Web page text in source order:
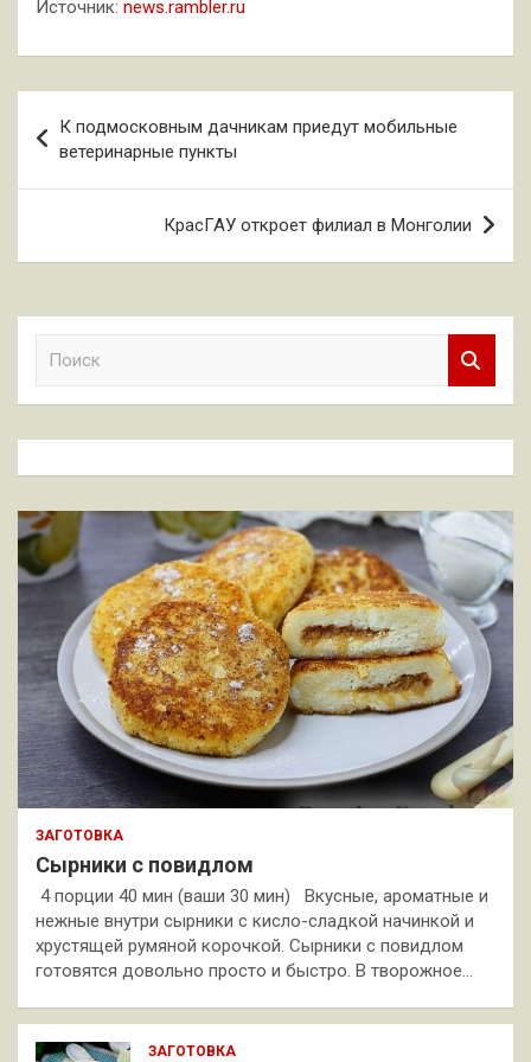
Источник: news.rambler.ru
по
записям
К подмосковным дачникам приедут мобильные
ветеринарные пункты
КрасГАУ откроет филиал в Монголии
к
ЗАГОТОВКА
Сырники с повидлом
4 порции 40 мин (ваши 30 мин) Вкусные, ароматные и
нежные внутри сырники с кисло-сладкой начинкой и
хрустящей румяной корочкой. Сырники с повидлом
готовятся довольно просто и быстро. В творожное…
ЗАГОТОВКА